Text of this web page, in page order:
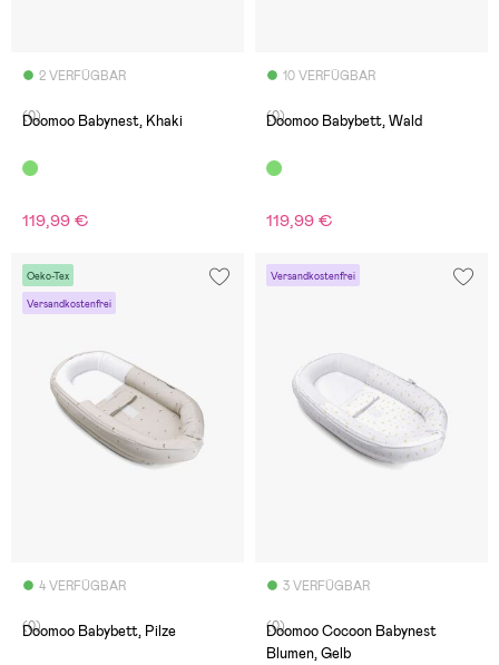
2 VERFÜGBAR
(0)
Doomoo Babynest, Khaki
119,99 €
10 VERFÜGBAR
(0)
Doomoo Babybett, Wald
119,99 €
Oeko-Tex
Versandkostenfrei
4 VERFÜGBAR
(0)
Doomoo Babybett, Pilze
Versandkostenfrei
3 VERFÜGBAR
(0)
Doomoo Cocoon Babynest
Blumen, Gelb